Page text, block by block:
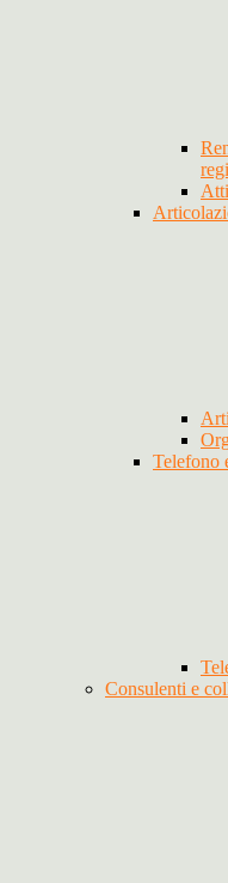
Telefono
Consulenti e